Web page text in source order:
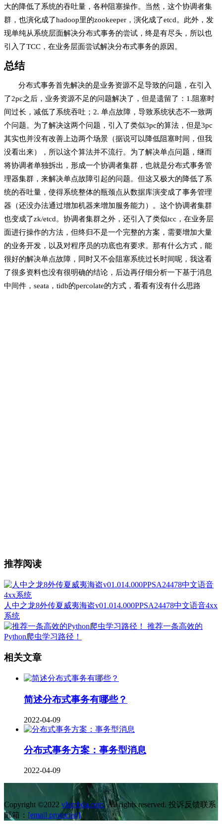
大的降低了系统的吞吐量，各种阻塞操作。当然，这个协调者集
群，也演化成了hadoop里的zookeeper，演化成了etcd。此外，发
现单纯从系统层面解决分布式事务的尝试，终是有尽头，所以也
引入了TCC，在业务层面尝试解决分布式事务的原因。
总结
分布式事务首先解决的是业务资源不足导致的问题，在引入
了2pc之后，业务资源不足的问题解决了，但是遗留了：1.阻塞时
间过长，减低了系统吞吐；2. 单点故障，导致系统状态不一致两
个问题。为了解决这两个问题，引入了类似3pc的算法，但是3pc
其实也并没有改善上边两个场景（据说可以降低阻塞时间，但我
没看出来），所以这个算法并不流行。为了解决单点问题，继而
将协调者单独拆出，形成一个协调者集群，也就是分布式事务管
理器集群，来解决单点故障引起的问题。但这又极大的降低了系
统的吞吐量，使得系统整体的瓶颈点从数据库演变成了事务管理
器（还没办法通过增加机器来增加服务能力）。这个协调者集群
也变成了zk/etcd。协调者集群之外，还引入了类似tcc，在业务层
面进行操作的方法，但终归不是一个完整的方案，需要增加大量
的业务开发，以及对程序员的功底也有要求。那有什么方式，能
很好的解决单点故障，同时又不会阻塞系统过长时间呢，我这看
了很多资料也没有很明确的结论，后边再仔细分析一下基于消息
中间件，seata，tidb的percolate的方式，看看有没有什么思路
推荐阅读
人中之龙8外传夏威夷海盗v01.014.000PPSA24478中文语音4xx
系统
推荐一条高效的
Python爬虫学习路径！
相关文章
简述分布式事务有哪些？
2022-04-09
分布式事务方案：事务型消息
2022-04-09
Copyright ©2022 vlambda.com. All rights reserved. 投诉反馈联系
邮箱： [email protected]